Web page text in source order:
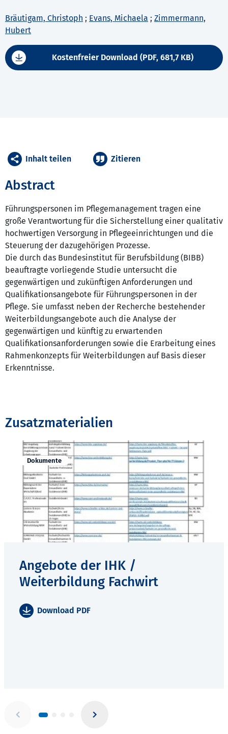
Bräutigam, Christoph ; Evans, Michaela ; Zimmermann,
Hubert
Kostenfreier Download (PDF, 681,7 KB)
Abstract
Führungspersonen im Pflegemanagement tragen eine
große Verantwortung für die Sicherstellung einer qualitativ
hochwertigen Versorgung in Pflegeeinrichtungen und die
Steuerung der dazugehörigen Prozesse.
Die durch das Bundesinstitut für Berufsbildung (BIBB)
beauftragte vorliegende Studie untersucht die
gegenwärtigen und zukünftigen Anforderungen und
Qualifikationsangebote für Führungspersonen in der
Pflege. Sie umfasst neben der Recherche bestehender
Weiterbildungsangebote auch die Analyse der
gegenwärtigen und künftig zu erwartenden
Qualifikationsanforderungen sowie die Erarbeitung eines
Rahmenkonzepts für Weiterbildungen auf Basis dieser
Erkenntnisse.
Inhalt teilen Zitieren
Zusatzmaterialien
Dokumente
Angebote der IHK /
Weiterbildung Fachwirt
Download PDF